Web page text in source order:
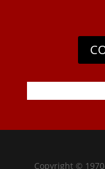
Copyright ©